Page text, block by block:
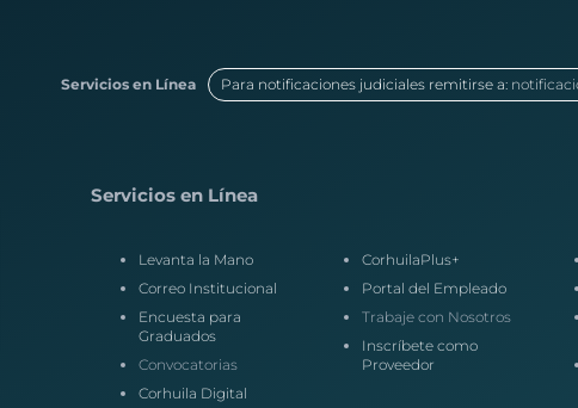
Servicios en Línea Para notificaciones judiciales remitirse a:
Servicios en Línea
Levanta la Mano
Correo Institucional
Encuesta para
Graduados
Convocatorias
Corhuila Digital
CorhuilaPlus+
Portal del Empleado
Trabaje con Nosotros
Inscríbete como
Proveedor